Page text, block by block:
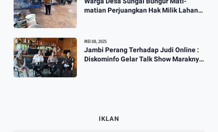
matian Perjuangkan Hak Milik Lahan
MEI 08, 2025
Jambi Perang Terhadap Judi Online :
Diskominfo Gelar Talk Show Maraknya
IKLAN